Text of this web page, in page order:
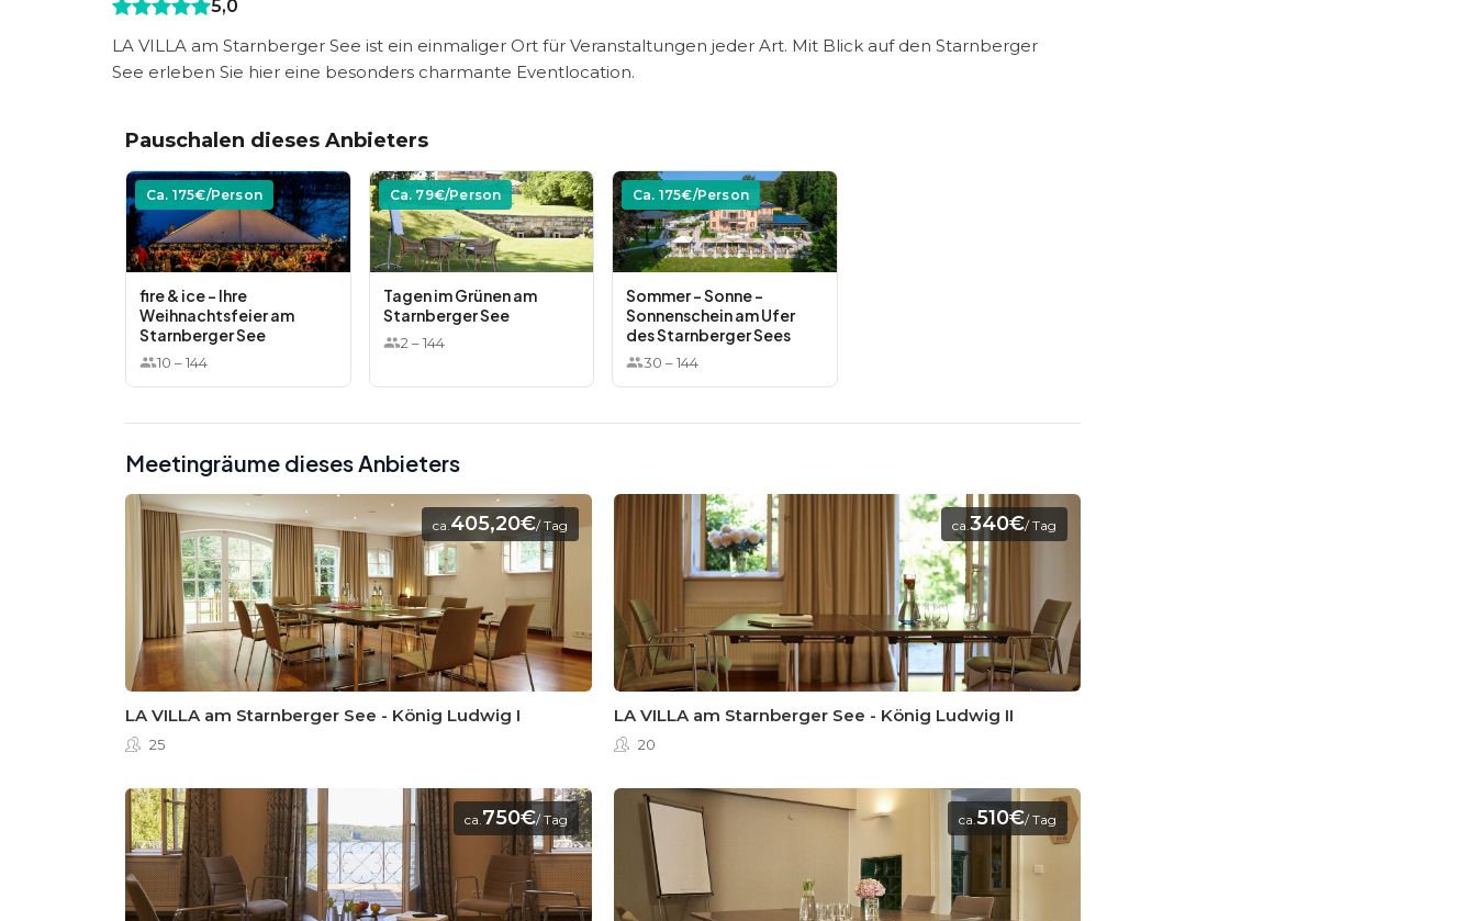
5,0
LA VILLA am Starnberger See ist ein einmaliger Ort für Veranstaltungen jeder Art. Mit Blick auf den Starnberger
See erleben Sie hier eine besonders charmante Eventlocation.
Pauschalen dieses Anbieters
Ca. 175€/Person
fire & ice - Ihre
Weihnachtsfeier am
Starnberger See
10 –144
Ca. 79€/Person
Tagen im Grünen am
Starnberger See
2 –144
Ca. 175€/Person
Sommer - Sonne -
Sonnenschein am Ufer
des Starnberger Sees
30 –144
Meetingräume dieses Anbieters
ca. 405,20€/ Tag
LA VILLA am Starnberger See - König Ludwig I
25
ca. 340€/ Tag
LA VILLA am Starnberger See - König Ludwig II
20
ca. 750€/ Tag ca. 510€/ Tag